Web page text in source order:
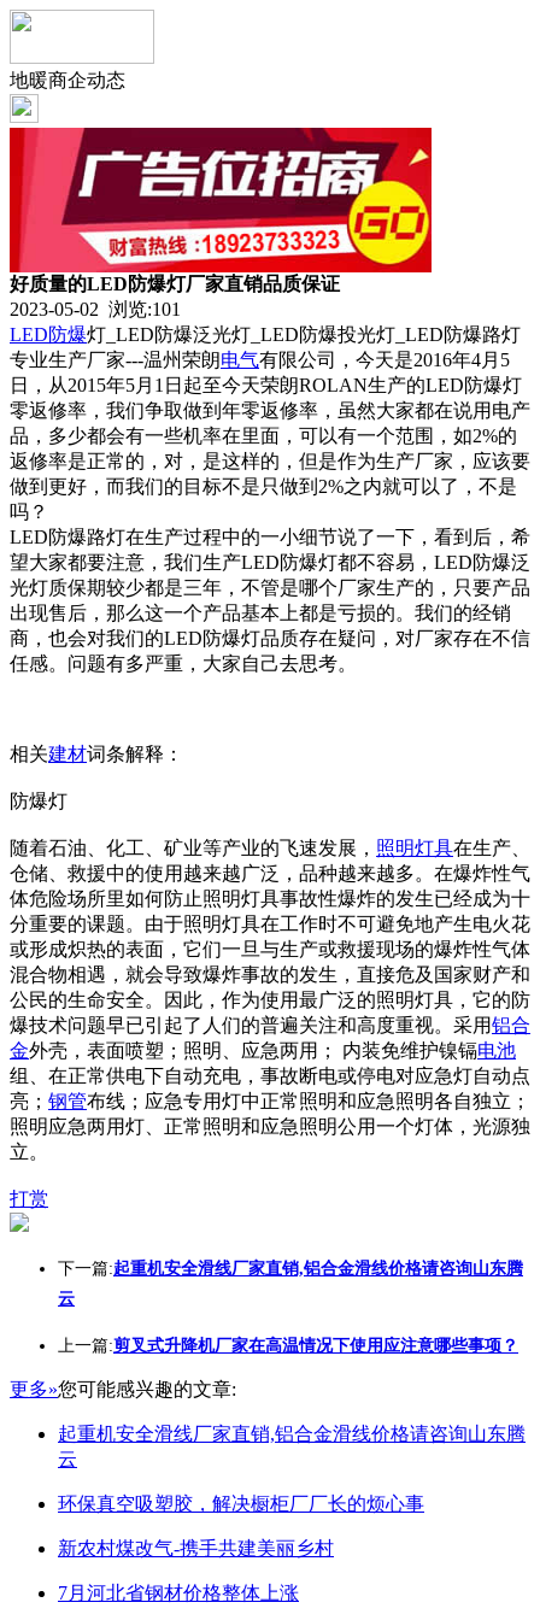
地暖商企动态
好质量的LED防爆灯厂家直销品质保证
2023-05-02 浏览:101
LED防爆灯_LED防爆泛光灯_LED防爆投光灯_LED防爆路灯
专业生产厂家---温州荣朗电气有限公司，今天是2016年4月5
日，从2015年5月1日起至今天荣朗ROLAN生产的LED防爆灯
零返修率，我们争取做到年零返修率，虽然大家都在说用电产
品，多少都会有一些机率在里面，可以有一个范围，如2%的
返修率是正常的，对，是这样的，但是作为生产厂家，应该要
做到更好，而我们的目标不是只做到2%之内就可以了，不是
吗？
LED防爆路灯在生产过程中的一小细节说了一下，看到后，希
望大家都要注意，我们生产LED防爆灯都不容易，LED防爆泛
光灯质保期较少都是三年，不管是哪个厂家生产的，只要产品
出现售后，那么这一个产品基本上都是亏损的。我们的经销
商，也会对我们的LED防爆灯品质存在疑问，对厂家存在不信
任感。问题有多严重，大家自己去思考。
相关建材词条解释：
防爆灯
随着石油、化工、矿业等产业的飞速发展， 照明灯具在生产、
仓储、救援中的使用越来越广泛，品种越来越多。在爆炸性气
体危险场所里如何防止照明灯具事故性爆炸的发生已经成为十
分重要的课题。由于照明灯具在工作时不可避免地产生电火花
或形成炽热的表面，它们一旦与生产或救援现场的爆炸性气体
混合物相遇，就会导致爆炸事故的发生，直接危及国家财产和
公民的生命安全。因此，作为使用最广泛的照明灯具，它的防
爆技术问题早已引起了人们的普遍关注和高度重视。采用铝合
金外壳，表面喷塑；照明、应急两用； 内装免维护镍镉电池
组、在正常供电下自动充电，事故断电或停电对应急灯自动点
亮； 钢管布线；应急专用灯中正常照明和应急照明各自独立；
照明应急两用灯、正常照明和应急照明公用一个灯体，光源独
立。
打赏
下一篇:起重机安全滑线厂家直销,铝合金滑线价格请咨询山东腾
云
上一篇:剪叉式升降机厂家在高温情况下使用应注意哪些事项？
更多»您可能感兴趣的文章:
起重机安全滑线厂家直销,铝合金滑线价格请咨询山东腾
云
环保真空吸塑胶，解决橱柜厂厂长的烦心事
新农村煤改气-携手共建美丽乡村
7月河北省钢材价格整体上涨